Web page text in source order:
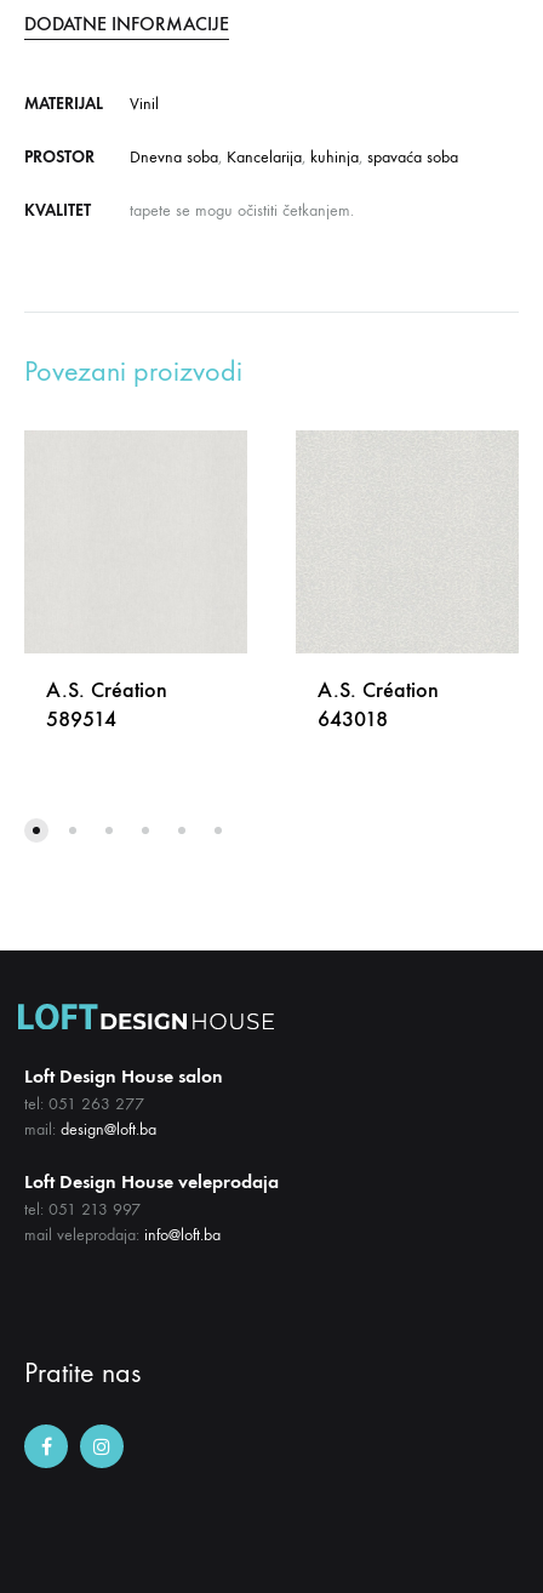
DODATNE INFORMACIJE
MATERIJAL Vinil
PROSTOR Dnevna soba, Kancelarija, kuhinja, spavaća soba
KVALITET tapete se mogu očistiti četkanjem.
Povezani proizvodi
A.S. Création
589514
A.S. Création
643018
Loft Design House salon
tel: 051 263 277
mail: design@loft.ba
Loft Design House veleprodaja
tel: 051 213 997
mail veleprodaja: info@loft.ba
Pratite nas